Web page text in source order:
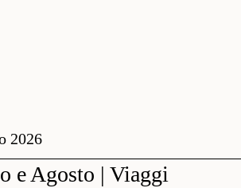
2026
e Agosto | Viaggi